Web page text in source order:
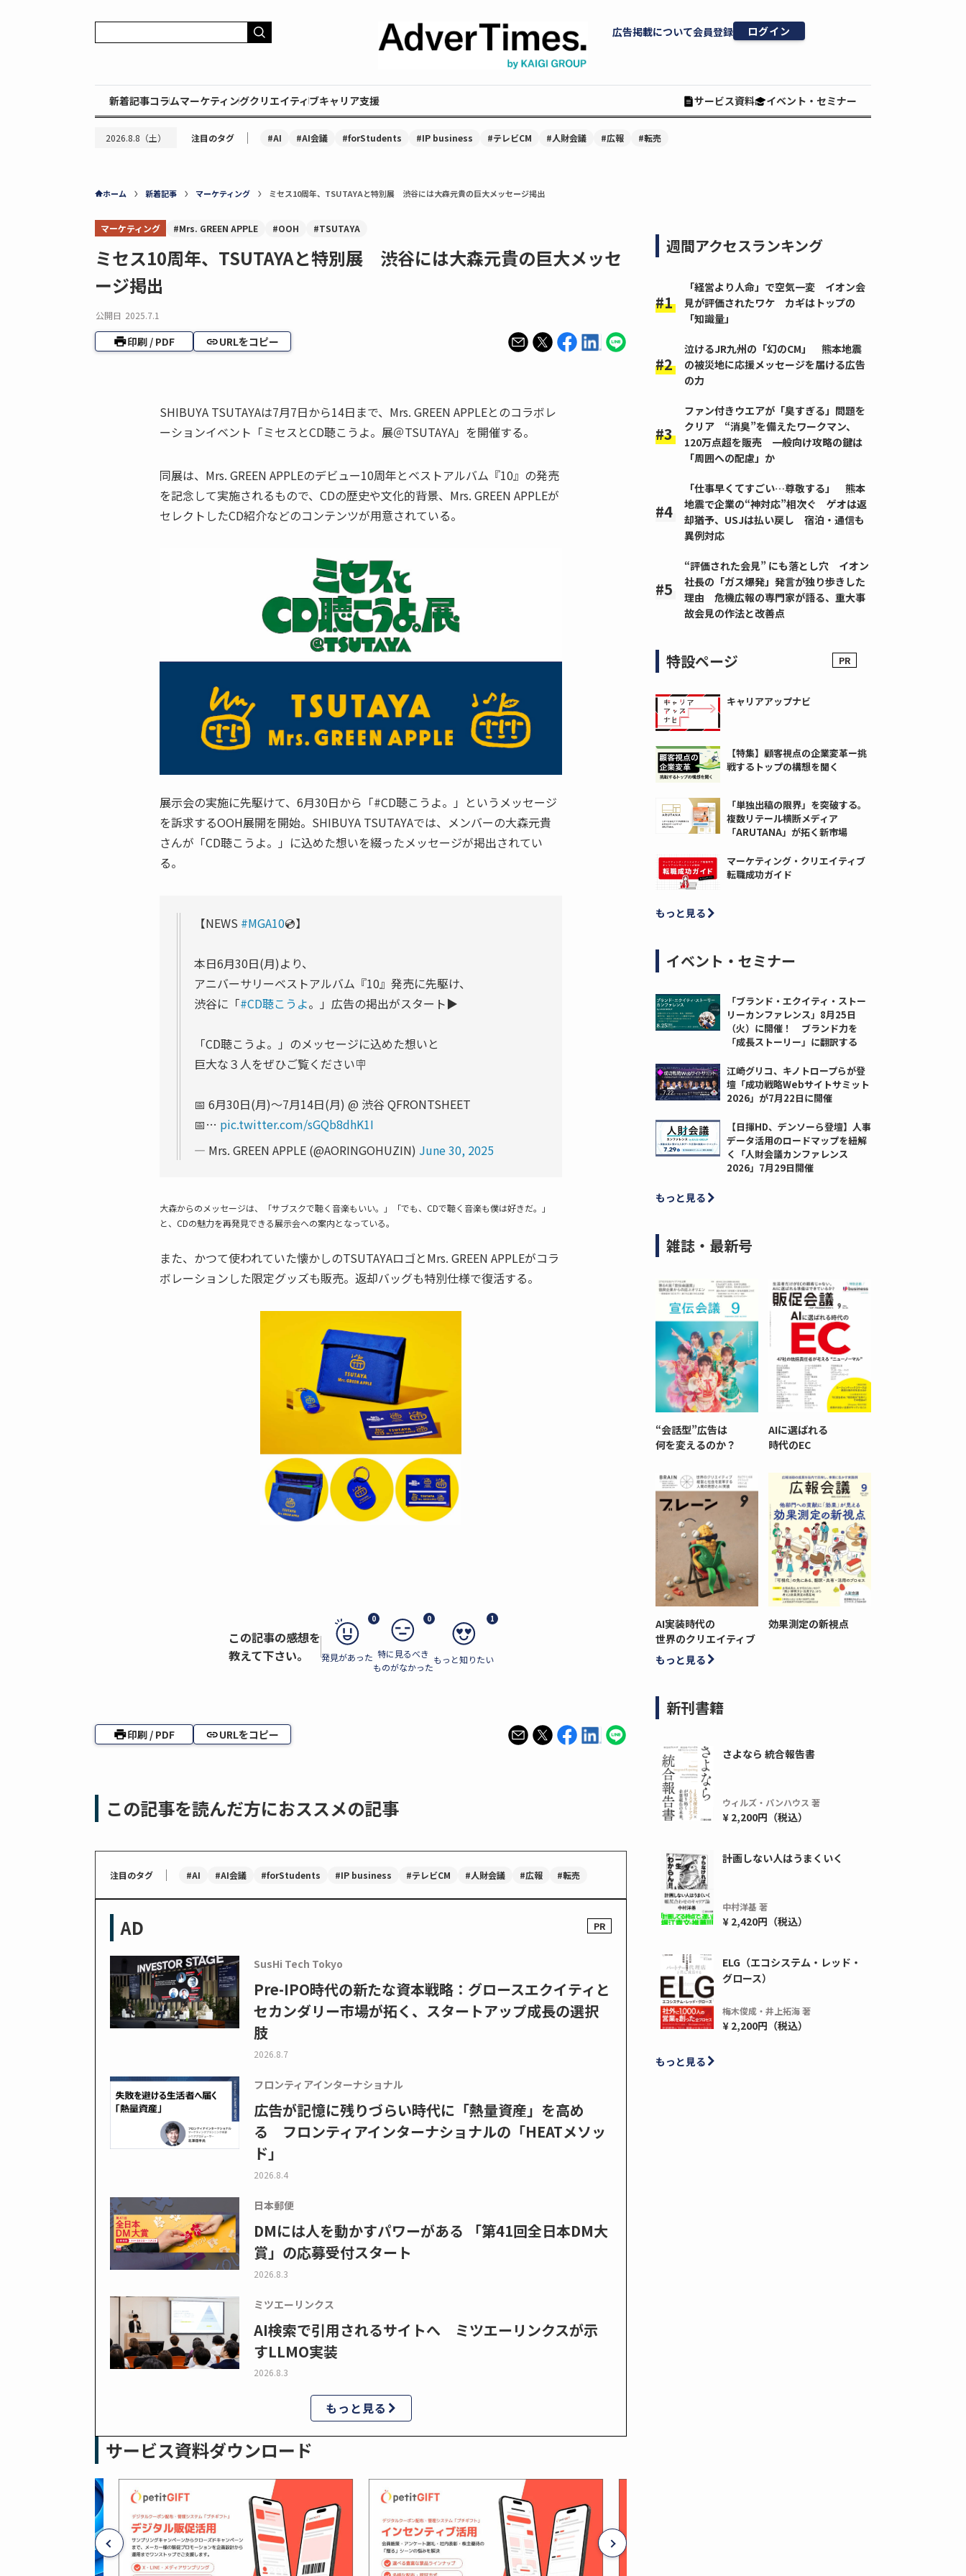
広告掲載について会員登録 ログイン
新着記事コラムマーケティングクリエイティブキャリア支援 サービス資料 イベント・セミナー
2026.8.8（土） 注目のタグ ｜ #AI #AI会議 #forStudents #IP business #テレビCM #人財会議 #広報 #転売
ホーム 新着記事 マーケティング ミセス10周年、TSUTAYAと特別展 渋谷には大森元貴の巨大メッセージ掲出
マーケティング #Mrs. GREEN APPLE #OOH #TSUTAYA
ミセス10周年、TSUTAYAと特別展 渋谷には大森元貴の巨大メッセ
ージ掲出
公開日 2025.7.1
印刷 / PDF URLをコピー
SHIBUYA TSUTAYAは7月7日から14日まで、Mrs. GREEN APPLEとのコラボレ
ーションイベント「ミセスとCD聴こうよ。展＠TSUTAYA」を開催する。
同展は、Mrs. GREEN APPLEのデビュー10周年とベストアルバム『10』の発売
を記念して実施されるもので、CDの歴史や文化的背景、Mrs. GREEN APPLEが
セレクトしたCD紹介などのコンテンツが用意されている。
展示会の実施に先駆けて、6月30日から「#CD聴こうよ。」というメッセージ
を訴求するOOH展開を開始。SHIBUYA TSUTAYAでは、メンバーの大森元貴
さんが「CD聴こうよ。」に込めた想いを綴ったメッセージが掲出されてい
る。
【NEWS #MGA10💿】
本日6月30日(月)より、
アニバーサリーベストアルバム『10』発売に先駆け、
渋谷に「#CD聴こうよ。」広告の掲出がスタート▶️
「CD聴こうよ。」のメッセージに込めた想いと
巨大な３人をぜひご覧ください🪧
📅 6月30日(月)〜7月14日(月) @ 渋谷 QFRONTSHEET
📅… pic.twitter.com/sGQb8dhK1I
— Mrs. GREEN APPLE (@AORINGOHUZIN) June 30, 2025
大森からのメッセージは、「サブスクで聴く音楽もいい。」「でも、CDで聴く音楽も僕は好きだ。」
と、CDの魅力を再発見できる展示会への案内となっている。
また、かつて使われていた懐かしのTSUTAYAロゴとMrs. GREEN APPLEがコラ
ボレーションした限定グッズも販売。返却バッグも特別仕様で復活する。
この記事の感想を
教えて下さい。
0
発見があった
0
特に見るべき
ものがなかった
1
もっと知りたい
印刷 / PDF URLをコピー
この記事を読んだ方におススメの記事
注目のタグ ｜ #AI #AI会議 #forStudents #IP business #テレビCM #人財会議 #広報 #転売
AD
SusHi Tech Tokyo
Pre-IPO時代の新たな資本戦略：グロースエクイティと
セカンダリー市場が拓く、スタートアップ成長の選択
肢
2026.8.7
フロンティアインターナショナル
広告が記憶に残りづらい時代に「熱量資産」を高め
る フロンティアインターナショナルの「HEATメソッ
ド」
2026.8.4
日本郵便
DMには人を動かすパワーがある 「第41回全日本DM大
賞」の応募受付スタート
2026.8.3
ミツエーリンクス
AI検索で引用されるサイトへ ミツエーリンクスが示
すLLMO実装
2026.8.3
もっと見る
サービス資料ダウンロード
週間アクセスランキング
「経営より人命」で空気一変 イオン会
見が評価されたワケ カギはトップの
「知識量」
泣けるJR九州の「幻のCM」 熊本地震
の被災地に応援メッセージを届ける広告
の力
ファン付きウエアが「臭すぎる」問題を
クリア “消臭”を備えたワークマン、
120万点超を販売 一般向け攻略の鍵は
「周囲への配慮」か
「仕事早くてすごい…尊敬する」 熊本
地震で企業の“神対応”相次ぐ ゲオは返
却猶予、USJは払い戻し 宿泊・通信も
異例対応
“評価された会見” にも落とし穴 イオン
社長の「ガス爆発」発言が独り歩きした
理由 危機広報の専門家が語る、重大事
故会見の作法と改善点
特設ページ
キャリアアップナビ
【特集】顧客視点の企業変革ー挑
戦するトップの構想を聞く
「単独出稿の限界」を突破する。
複数リテール横断メディア
「ARUTANA」が拓く新市場
マーケティング・クリエイティブ
転職成功ガイド
もっと見る
イベント・セミナー
「ブランド・エクイティ・ストー
リーカンファレンス」8月25日
（火）に開催！ ブランド力を
「成長ストーリー」に翻訳する
江崎グリコ、キノトロープらが登
壇「成功戦略Webサイトサミット
2026」が7月22日に開催
【日揮HD、デンソーら登壇】人事
データ活用のロードマップを紐解
く「人財会議カンファレンス
2026」7月29日開催
もっと見る
雑誌・最新号
“会話型”広告は
何を変えるのか？
AIに選ばれる
時代のEC
AI実装時代の
世界のクリエイティブ
効果測定の新視点
もっと見る
新刊書籍
さよなら 統合報告書
ウィルズ・パンハウス 著
¥ 2,200円（税込）
計画しない人はうまくいく
中村洋基 著
¥ 2,420円（税込）
ELG（エコシステム・レッド・
グロース）
梅木俊成・井上拓海 著
¥ 2,200円（税込）
もっと見る